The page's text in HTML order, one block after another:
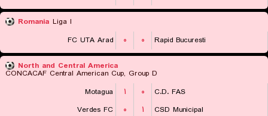
Romania Liga I
FC UTA Arad
۰ ۰ Rapid Bucuresti
North and Central America
CONCACAF Central American Cup, Group D
Motagua
۱ ۰
C.D. FAS
Verdes FC
۰ ۱ CSD Municipal